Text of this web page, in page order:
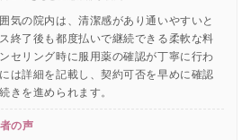
気の院内は、清潔感があり通いやすいと
終了後も都度払いで継続できる柔軟な料
セリング時に服用薬の確認が丁寧に行わ
は詳細を記載し、契約可否を早めに確認
きを進められます。
の声